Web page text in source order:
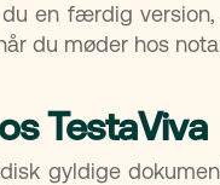
en færdig
du møder hos
TestaViva
gyldige